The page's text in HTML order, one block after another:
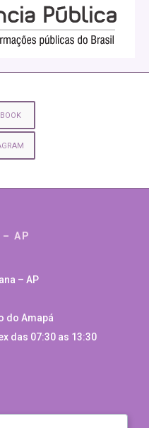
– AP
– AP
do Amapá
das 07:30 as 13:30